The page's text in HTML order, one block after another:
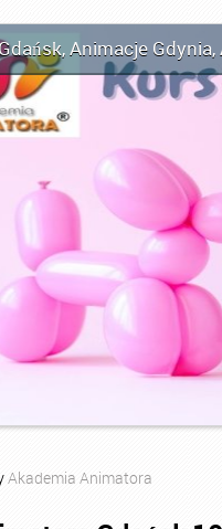
,Animacje Gdynia,
Akademia Animatora